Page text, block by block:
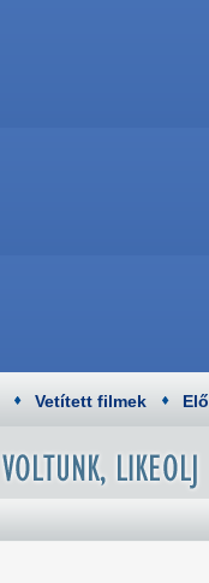
Vetített filmek